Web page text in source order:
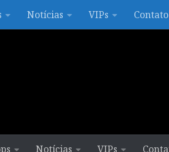
Notícias VIPs Contato
Notícias VIPs